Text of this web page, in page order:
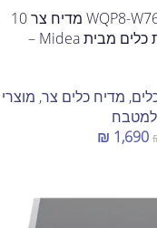
WQP8-W7634C-B מדיח צר 10
מערכות כלים מבית Midea –
, מדיח כלים צר, מוצרי
₪ 1,690